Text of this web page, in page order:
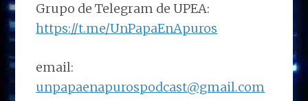
Grupo de Telegram de UPEA:
https://t.me/UnPapaEnApuros
email:
unpapaenapurospodcast@gmail.com